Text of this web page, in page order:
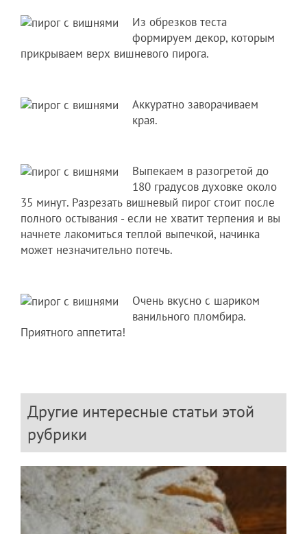
Из обрезков теста
формируем декор, которым
прикрываем верх вишневого пирога.
Аккуратно заворачиваем
края.
Выпекаем в разогретой до
180 градусов духовке около
35 минут. Разрезать вишневый пирог стоит после
полного остывания - если не хватит терпения и вы
начнете лакомиться теплой выпечкой, начинка
может незначительно потечь.
Очень вкусно с шариком
ванильного пломбира.
Приятного аппетита!
Другие интересные статьи этой
рубрики